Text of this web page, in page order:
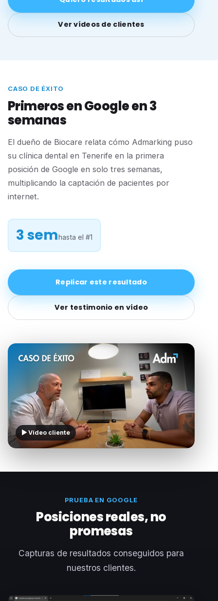
Ver vídeos de clientes
CASO DE ÉXITO
Primeros en Google en 3
semanas
El dueño de Biocare relata cómo Admarking puso
su clínica dental en Tenerife en la primera
posición de Google en solo tres semanas,
multiplicando la captación de pacientes por
internet.
3 semhasta el #1
Replicar este resultado
Ver testimonio en vídeo
▶ Vídeo cliente
PRUEBA EN GOOGLE
Posiciones reales, no
promesas
Capturas de resultados conseguidos para
nuestros clientes.